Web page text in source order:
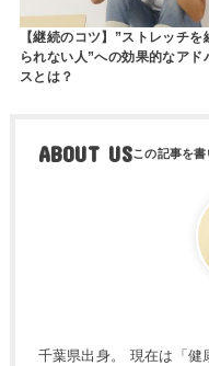
【継続のコツ】”ストレッチを
られない人”への効果的なアド
スとは？
ABOUT US
千葉県出身。 現在は「